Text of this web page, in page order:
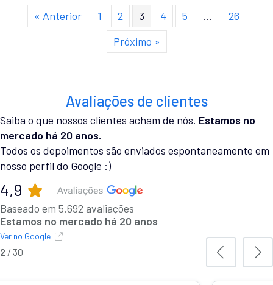
« Anterior 1 2 3 4 5 …
26
Próximo »
Avaliações de clientes
Saiba o que nossos clientes acham de nós. Estamos no
mercado há 20 anos.
Todos os depoimentos são enviados espontaneamente em
nosso perfil do Google :)
4,9
Baseado em 5.692 avaliações
Estamos no mercado há 20 anos
Ver no Google
2 / 30